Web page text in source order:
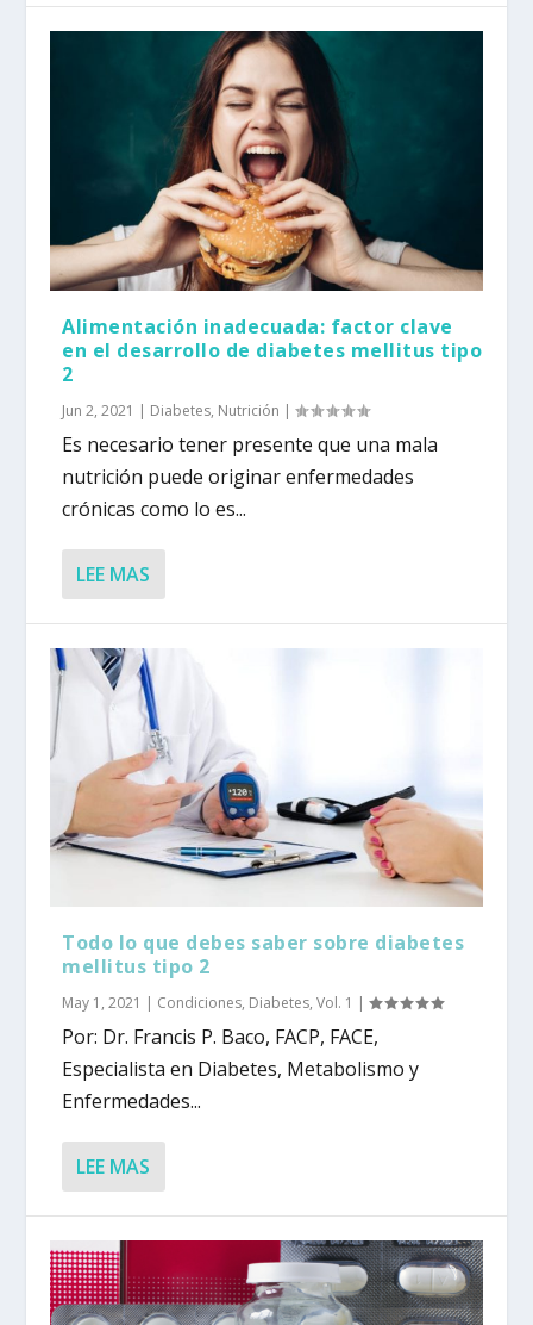
Alimentación inadecuada: factor clave
en el desarrollo de diabetes mellitus tipo
2
Jun 2, 2021 | Diabetes, Nutrición |
Es necesario tener presente que una mala
nutrición puede originar enfermedades
crónicas como lo es...
LEE MAS
Todo lo que debes saber sobre diabetes
mellitus tipo 2
May 1, 2021 | Condiciones, Diabetes,Vol. 1 |
Por: Dr. Francis P. Baco, FACP, FACE,
Especialista en Diabetes, Metabolismo y
Enfermedades...
LEE MAS